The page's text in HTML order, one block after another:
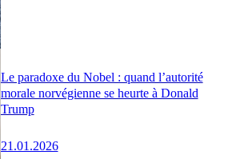
Le paradoxe du Nobel : quand l’autorité
morale norvégienne se heurte à Donald
Trump
21.01.2026